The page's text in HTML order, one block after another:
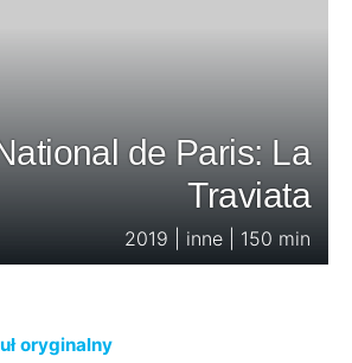
de Paris: La
Traviata
2019 | inne | 150 min
oryginalny